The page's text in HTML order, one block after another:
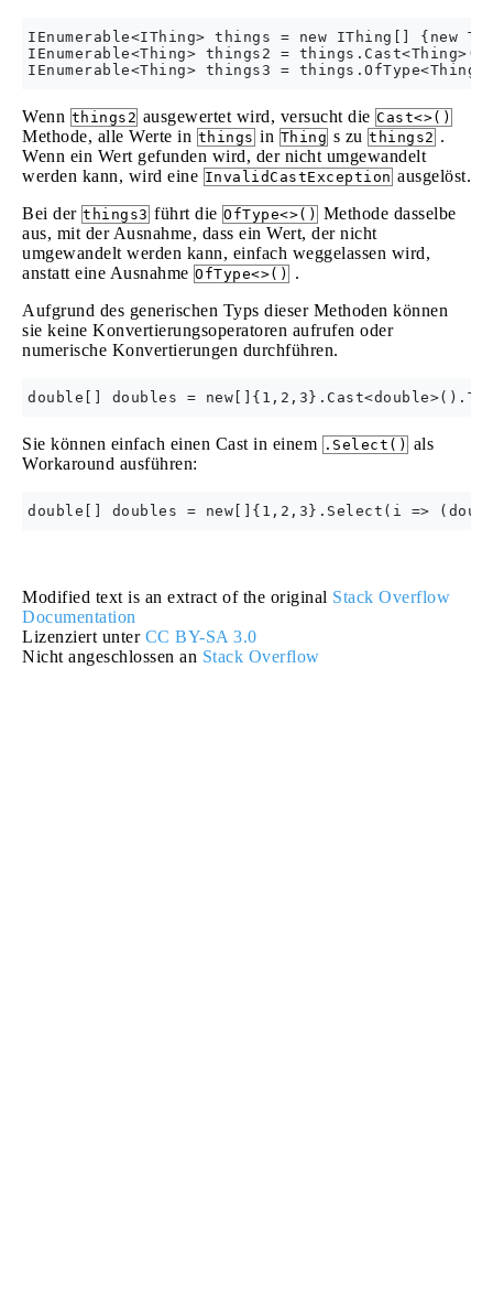
IEnumerable<IThing> things = new IThing[] {new
IEnumerable<Thing> things2 =
Wenn things2 ausgewertet wird, versucht die Cast<>()
Methode, alle Werte in things in Thing s zu things2 .
Wenn ein Wert gefunden wird, der nicht umgewandelt
werden kann, wird eine InvalidCastException ausgelöst.
Bei der things3 führt die OfType<>() Methode dasselbe
aus, mit der Ausnahme, dass ein Wert, der nicht
umgewandelt werden kann, einfach weggelassen wird,
anstatt eine Ausnahme OfType<>()
.
Aufgrund des generischen Typs dieser Methoden können
sie keine Konvertierungsoperatoren aufrufen oder
numerische Konvertierungen durchführen.
Sie können einfach einen Cast in einem .Select() als
Workaround ausführen:
Modified text is an extract of the original Stack Overflow
Documentation
Lizenziert unter CC BY-SA 3.0
Nicht angeschlossen an Stack Overflow